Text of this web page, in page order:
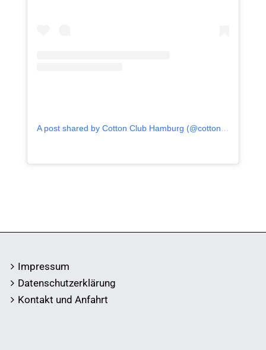
A post shared by Cotton Club Hamburg (@cotton_club_hamburg)
Impressum
Datenschutzerklärung
Kontakt und Anfahrt